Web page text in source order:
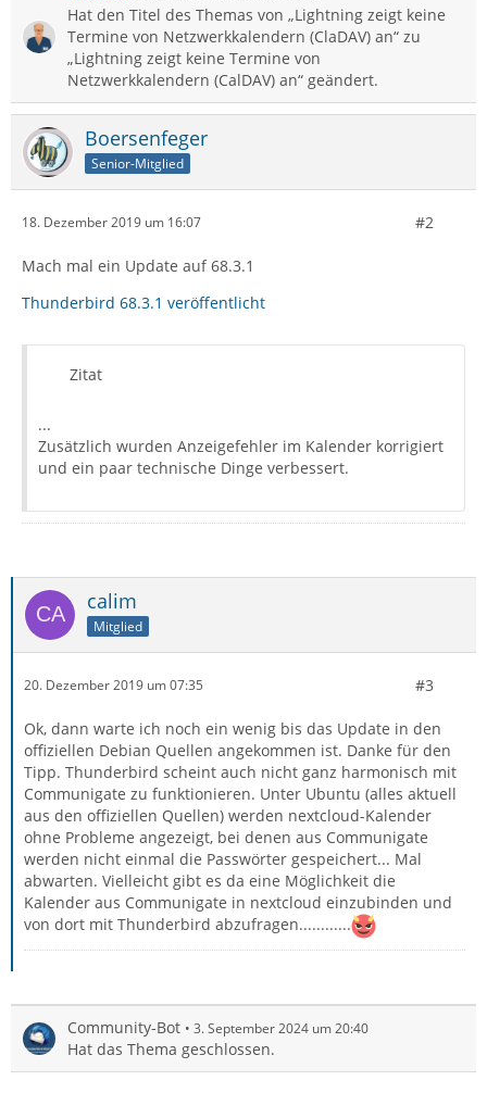
Hat den Titel des Themas von „Lightning zeigt keine
Termine von Netzwerkkalendern (ClaDAV) an“ zu
„Lightning zeigt keine Termine von
Netzwerkkalendern (CalDAV) an“ geändert.
Boersenfeger
Senior-Mitglied
18. Dezember 2019 um 16:07 #2
Mach mal ein Update auf 68.3.1
Thunderbird 68.3.1 veröffentlicht
Zitat
...
Zusätzlich wurden Anzeigefehler im Kalender korrigiert
und ein paar technische Dinge verbessert.
calim
Mitglied
20. Dezember 2019 um 07:35 #3
Ok, dann warte ich noch ein wenig bis das Update in den
offiziellen Debian Quellen angekommen ist. Danke für den
Tipp. Thunderbird scheint auch nicht ganz harmonisch mit
Communigate zu funktionieren. Unter Ubuntu (alles aktuell
aus den offiziellen Quellen) werden nextcloud-Kalender
ohne Probleme angezeigt, bei denen aus Communigate
werden nicht einmal die Passwörter gespeichert... Mal
abwarten. Vielleicht gibt es da eine Möglichkeit die
Kalender aus Communigate in nextcloud einzubinden und
von dort mit Thunderbird abzufragen............
Community-Bot 3. September 2024 um 20:40
Hat das Thema geschlossen.